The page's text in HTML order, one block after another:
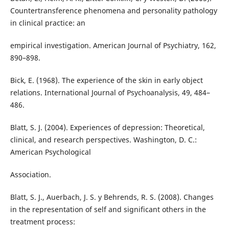
Countertransference phenomena and personality pathology
in clinical practice: an
empirical investigation. American Journal of Psychiatry, 162,
890–898.
Bick, E. (1968). The experience of the skin in early object
relations. International Journal of Psychoanalysis, 49, 484–
486.
Blatt, S. J. (2004). Experiences of depression: Theoretical,
clinical, and research perspectives. Washington, D. C.:
American Psychological
Association.
Blatt, S. J., Auerbach, J. S. y Behrends, R. S. (2008). Changes
in the representation of self and significant others in the
treatment process: